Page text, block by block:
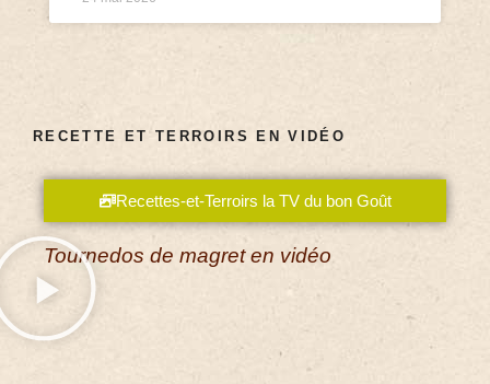
RECETTE ET TERROIRS EN VIDÉO
Recettes-et-Terroirs la TV du bon Goût
Tournedos de magret en vidéo